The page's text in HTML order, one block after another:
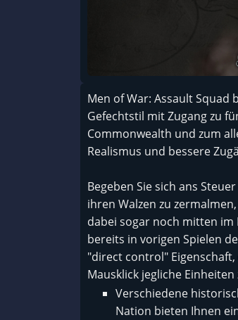
Men of War: Assault
Gefechtstil mit Zugang zu
Commonwealth und zum
Realismus und bessere
Begeben Sie sich ans
ihren Walzen zu
dabei sogar noch mitten im
bereits in vorigen Spielen
"direct control"
Mausklick jegliche
Verschiedene
Nation bieten Ihnen